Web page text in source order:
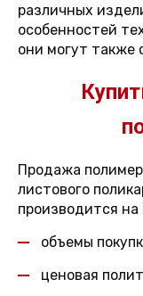
различных
особенностей
они могут также
Продажа
листового
производится
объемы
ценовая